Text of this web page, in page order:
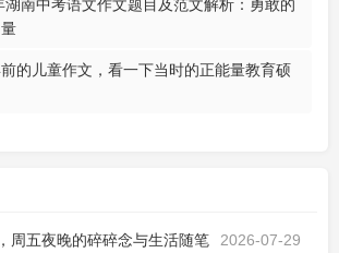
湖南中考语文作文题目及范文解析：勇敢的
的儿童作文，看一下当时的正能量教育硕
2026-07-29
周五夜晚的碎碎念与生活随笔